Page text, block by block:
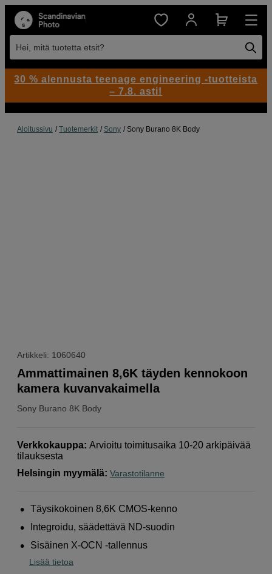
Hei, mitä tuotetta etsit?
Aloitussivu Tuotemerkit Sony Sony Burano 8K Body
Artikkeli: 1060640
Sony Burano 8K Body
Ammattimainen 8,6K täyden kennokoon
kamera kuvanvakaimella
Verkkokauppa: Arvioitu toimitusaika 10-20 arkipäivää
tilauksesta
Helsingin myymälä: Varastotilanne
Täysikokoinen 8,6K CMOS-kenno
Integroidu, säädettävä ND-suodin
Sisäinen X-OCN -tallennus
Lisää tietoa
30 % alennusta teenage engineering -tuotteista
– 7.8. asti!